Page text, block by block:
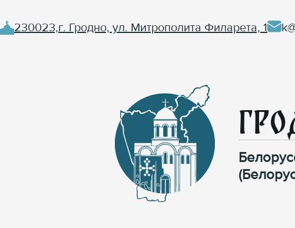
230023,г. Гродно, ул. Митрополита Филарета, 1